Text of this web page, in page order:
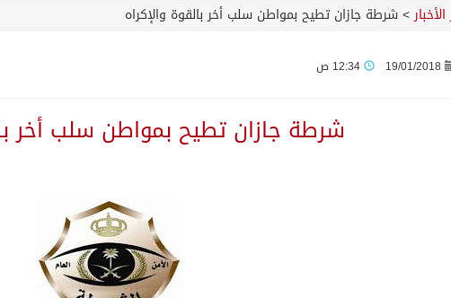
الثامنة يعلن برنامجه بجوائز تتجاوز 50 مليون ريال
اللجنة البرلمانية الخليجية – الأوروبية العاشر
دوليًا لمواجهة إجراءات الاحتلال غير القانونية
المملكة الثابت: القدس الشرقية عاصمة فلسطين
عبدالعزيز لـ200 متبرع بأعضائهم
> شرطة جازان تطيح بمواطن سلب أخر بالقوة والإكراه
19/01/2018
شرطة جازان تطيح بمواطن سلب أخر